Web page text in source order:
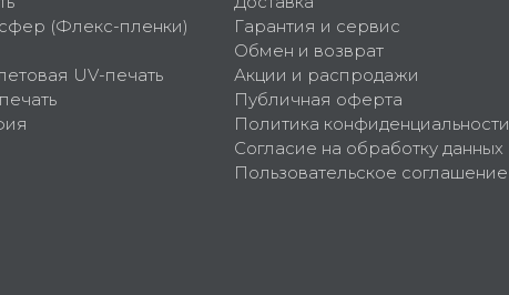
(Флекс-пленки)
UV-печать
Гарантия и сервис
Обмен и возврат
Акции и распродажи
Публичная оферта
Политика конфиденциальности
Согласие на обработку данных
Пользовательское соглашение